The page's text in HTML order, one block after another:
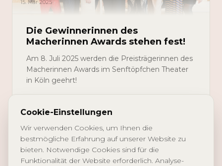
Cookie-Einstellungen
Wir verwenden Cookies, um Ihnen die
bestmögliche Erfahrung auf unserer Website zu
bieten. Notwendige Cookies sind für die
Funktionalität der Website erforderlich. Analyse-
15. Mär 2025
Die Gewinnerinnen des
Macherinnen Awards stehen fest!
Am 8. Juli 2025 werden die Preisträgerinnen des
Macherinnen Awards im Senftöpfchen Theater
in Köln geehrt!
Macherinnen